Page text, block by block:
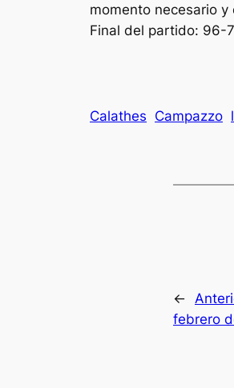
momento necesario
Final del partido: 96-
Calathes Campazzo
←
febrero